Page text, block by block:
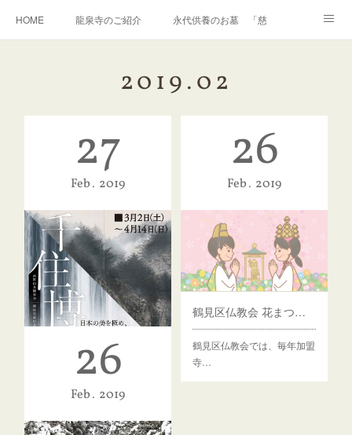
HOME 龍泉寺のご紹介 永代供養のお墓 「慈光」
2019.02
27
Feb 2019
博氏が、…
26
Feb 2019
鶴見区仏教会 花まつり開催のお知らせ
鶴見区仏教会では、毎年加盟
寺…
26
Feb 2019